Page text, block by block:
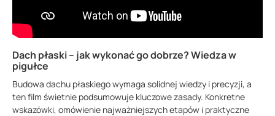
Dach płaski – jak wykonać go dobrze? Wiedza w
pigułce
Budowa dachu płaskiego wymaga solidnej wiedzy i precyzji, a
ten film świetnie podsumowuje kluczowe zasady. Konkretne
wskazówki, omówienie najważniejszych etapów i praktyczne